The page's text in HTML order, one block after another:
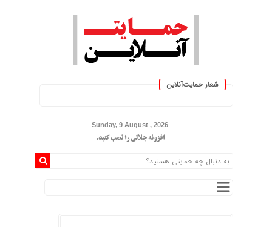
شعار حمایت‌آنلاین
Sunday, 9 August , 2026
افزونه جلالی را نصب کنید.